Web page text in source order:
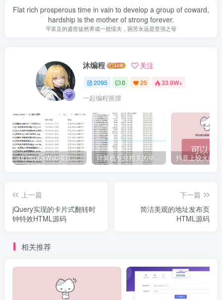
Flat rich prosperous time in vain to develop a group of coward,
hardship is the mother of strong forever.
平富足的盛世徒然养成一批懦夫，困苦永远是坚强之母
沐编程 关注
2095 0 25 33.9W+
一起编程摇摆
161套javaWeb项目源码免费分享 计算机专业相关的毕业设计论文合集免费下载
上一篇
jQuery实现的卡片式翻转时
钟特效HTML源码
下一篇
简洁美观的地址发布页
HTML源码
相关推荐